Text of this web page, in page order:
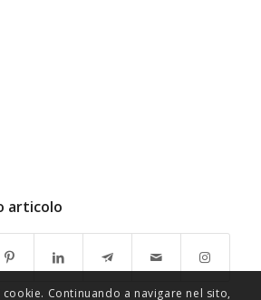
articolo
Continuando a navigare nel sito,